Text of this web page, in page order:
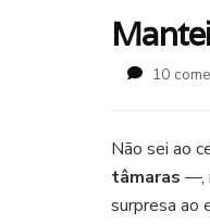
10
Não sei ao
tâmaras —,
surpresa ao